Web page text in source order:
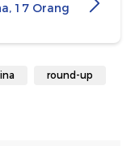
17 Orang
round-up